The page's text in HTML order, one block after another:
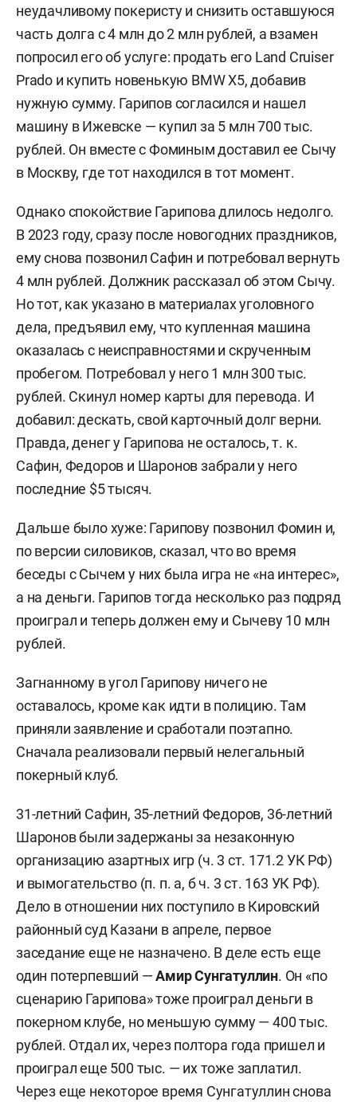
неудачливому покеристу и снизить оставшуюся
часть долга с 4 млн до 2 млн рублей, а взамен
попросил его об услуге: продать его Land Cruiser
Prado и купить новенькую BMW Х5, добавив
нужную сумму. Гарипов согласился и нашел
машину в Ижевске — купил за 5 млн 700 тыс.
рублей. Он вместе с Фоминым доставил ее Сычу
в Москву, где тот находился в тот момент.
Однако спокойствие Гарипова длилось недолго.
В 2023 году, сразу после новогодних праздников,
ему снова позвонил Сафин и потребовал вернуть
4 млн рублей. Должник рассказал об этом Сычу.
Но тот, как указано в материалах уголовного
дела, предъявил ему, что купленная машина
оказалась с неисправностями и скрученным
пробегом. Потребовал у него 1 млн 300 тыс.
рублей. Скинул номер карты для перевода. И
добавил: дескать, свой карточный долг верни.
Правда, денег у Гарипова не осталось, т. к.
Сафин, Федоров и Шаронов забрали у него
последние $5 тысяч.
Дальше было хуже: Гарипову позвонил Фомин и,
по версии силовиков, сказал, что во время
беседы с Сычем у них была игра не «на интерес»,
а на деньги. Гарипов тогда несколько раз подряд
проиграл и теперь должен ему и Сычеву 10 млн
рублей.
Загнанному в угол Гарипову ничего не
оставалось, кроме как идти в полицию. Там
приняли заявление и сработали поэтапно.
Сначала реализовали первый нелегальный
покерный клуб.
31-летний Сафин, 35-летний Федоров, 36-летний
Шаронов были задержаны за незаконную
организацию азартных игр (ч. 3 ст. 171.2 УК РФ)
и вымогательство (п. п. а, б ч. 3 ст. 163 УК РФ).
Дело в отношении них поступило в Кировский
районный суд Казани в апреле, первое
заседание еще не назначено. В деле есть еще
один потерпевший —Амир Сунгатуллин. Он «по
сценарию Гарипова» тоже проиграл деньги в
покерном клубе, но меньшую сумму — 400 тыс.
рублей. Отдал их, через полтора года пришел и
проиграл еще 500 тыс. — их тоже заплатил.
Через еще некоторое время Сунгатуллин снова